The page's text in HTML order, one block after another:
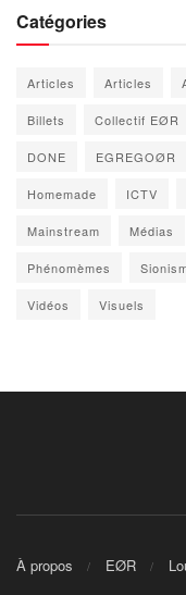
Catégories
Articles Articles
Billets Collectif EØR
DONE EGREGOØR
Homemade ICTV
Mainstream Médias
Phénomèmes
Vidéos Visuels
À propos EØR